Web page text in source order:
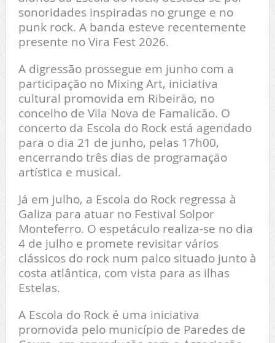
sonoridades inspiradas no grunge e no
punk rock. A banda esteve recentemente
presente no Vira Fest 2026.
A digressão prossegue em junho com a
participação no Mixing Art, iniciativa
cultural promovida em Ribeirão, no
concelho de Vila Nova de Famalicão. O
concerto da Escola do Rock está agendado
para o dia 21 de junho, pelas 17h00,
encerrando três dias de programação
artística e musical.
Já em julho, a Escola do Rock regressa à
Galiza para atuar no Festival Solpor
Monteferro. O espetáculo realiza-se no dia
4 de julho e promete revisitar vários
clássicos do rock num palco situado junto à
costa atlântica, com vista para as ilhas
Estelas.
A Escola do Rock é uma iniciativa
promovida pelo município de Paredes de